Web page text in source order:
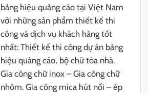
bảng hiệu quảng cáo tại Việt Nam
với những sản phẩm thiết kế thi
công và dịch vụ khách hàng tốt
nhất: Thiết kế thi công dự án bảng
hiệu quảng cáo, bộ chữ tòa nhà.
Gia công chữ inox – Gia công chữ
nhôm. Gia công mica hút nổi – ép